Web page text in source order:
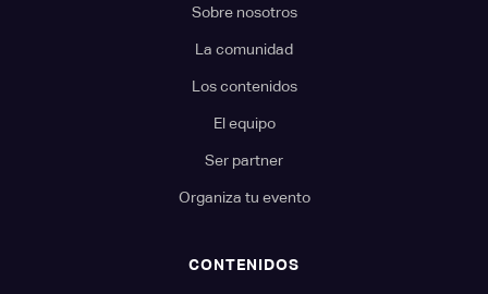
Sobre nosotros
La comunidad
Los contenidos
El equipo
Ser partner
Organiza tu evento
CONTENIDOS